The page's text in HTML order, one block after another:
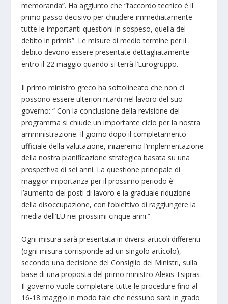
memoranda”. Ha aggiunto che “l’accordo tecnico è il
primo passo decisivo per chiudere immediatamente
tutte le importanti questioni in sospeso, quella del
debito in primis”. Le misure di medio termine per il
debito devono essere presentate dettagliatamente
entro il 22 maggio quando si terrà l’Eurogruppo.
Il primo ministro greco ha sottolineato che non ci
possono essere ulteriori ritardi nel lavoro del suo
governo: “ Con la conclusione della revisione del
programma si chiude un importante ciclo per la nostra
amministrazione. Il giorno dopo il completamento
ufficiale della valutazione, inizieremo l’implementazione
della nostra pianificazione strategica basata su una
prospettiva di sei anni. La questione principale di
maggior importanza per il prossimo periodo è
l’aumento dei posti di lavoro e la graduale riduzione
della disoccupazione, con l’obiettivo di raggiungere la
media dell’EU nei prossimi cinque anni.”
Ogni misura sarà presentata in diversi articoli differenti
(ogni misura corrisponde ad un singolo articolo),
secondo una decisione del Consiglio dei Ministri, sulla
base di una proposta del primo ministro Alexis Tsipras.
Il governo vuole completare tutte le procedure fino al
16-18 maggio in modo tale che nessuno sarà in grado